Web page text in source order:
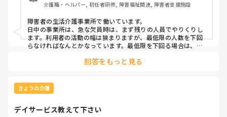
介護職・ヘルパー, 初任者研修, 障害福祉関連, 障害者支援施設
障害者の生活介護事業所で働いています。
日中の事業所は、急な欠員時は、まず残りの人員でやりくりし
ます。利用者の活動の幅は狭まりますが、最低限の人数を下回
らなければなんとかなっています。最低限を下回る場合は、休
GHの夜勤の場合は、学生バイト→準職員→正職員の優先順位
多いです。
回答をもっと見る
きょうの介護
デイサービス教えて下さい